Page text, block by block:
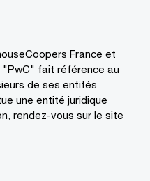
France et
fait référence au
de ses entités
une entité juridique
rendez-vous sur le site